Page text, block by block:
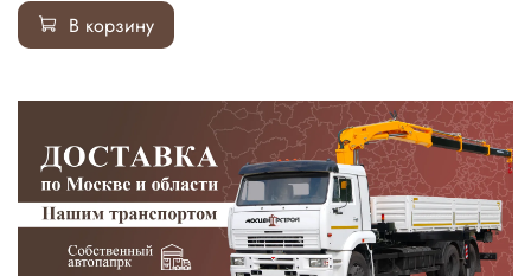
В корзину